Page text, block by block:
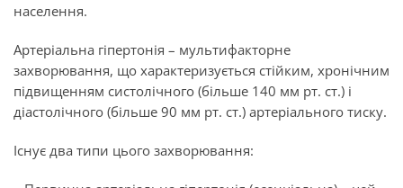
населення.
Артеріальна гіпертонія – мультифакторне
захворювання, що характеризується стійким, хронічним
підвищенням систолічного (більше 140 мм рт. ст.) і
діастолічного (більше 90 мм рт. ст.) артеріального тиску.
Існує два типи цього захворювання: